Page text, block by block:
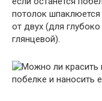
потолок
от двух (для
глянцевой).